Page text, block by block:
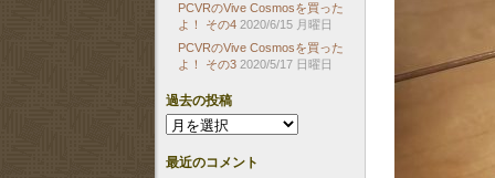
PCVRのVive Cosmosを買った
よ！ その4 2020/6/15 月曜日
PCVRのVive Cosmosを買った
よ！ その3 2020/5/17 日曜日
過去の投稿
過
去
の
投
最近のコメント